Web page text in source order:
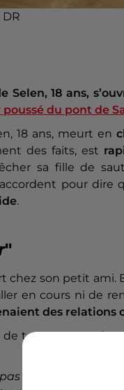
18 ans,
poussé du pont de
18 ans, meurt en
des faits, est
sa fille de
pour dire
.
"
chez son petit
en cours ni de
des relations
temps avant de
tué ma fille,